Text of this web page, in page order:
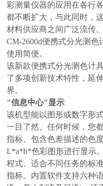
彩测量仪器的应用在各行
都不断扩大，与此同时，
材料供应商之间广泛流传。
CM-2600d便携式分光测色
使用简便。
该新款便携式分光测色计
了多项创新技术特性，延
界。
"信息中心"显示
该机型能以图形或数字形
一目了然。任何时候，您
指标、包含色差描述的色
L*a*b*色彩图形进行显示
程式、适合不同任务的标
指标。内置软件支持六种